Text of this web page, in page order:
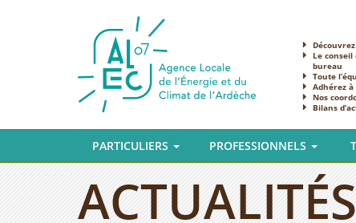
Le
bureau
Toute
Adhérez à
Nos
Bilans
PARTICULIERS PROFESSIONNELS
ACTUALITÉS